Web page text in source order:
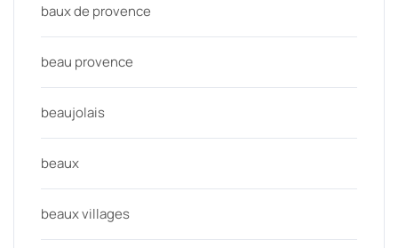
baux de provence
beau provence
beaujolais
beaux
beaux villages